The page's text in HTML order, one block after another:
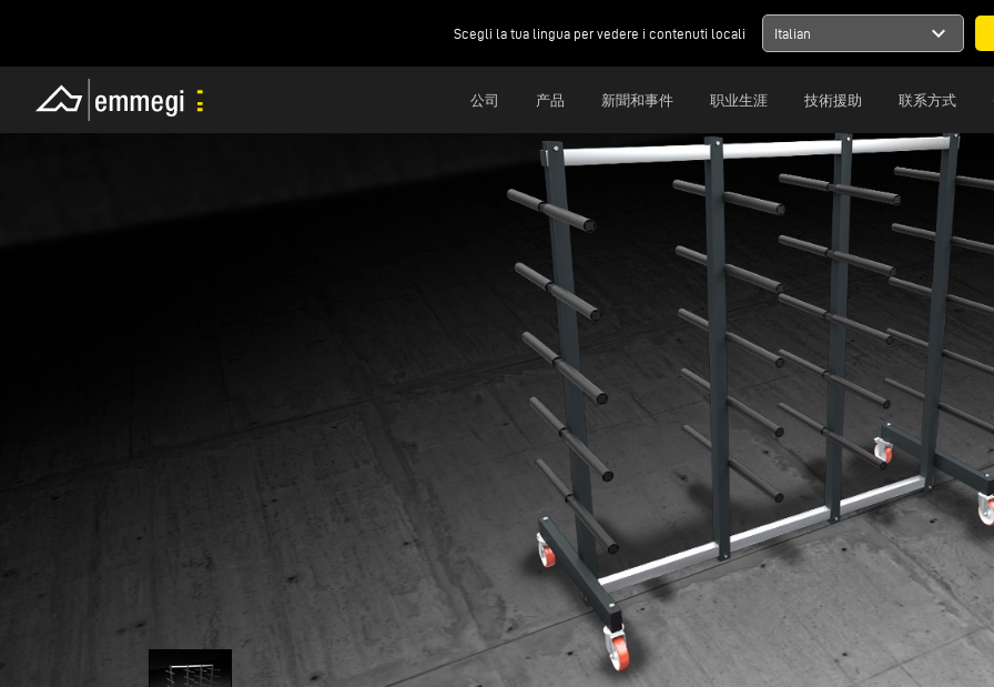
Scegli la tua lingua per vedere i contenuti locali Italian expand_more
公司 产品 新聞和事件 职业生涯 技術援助 联系方式